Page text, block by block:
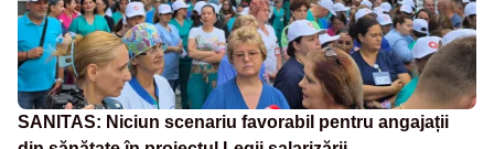
SANITAS: Niciun scenariu favorabil pentru angajații